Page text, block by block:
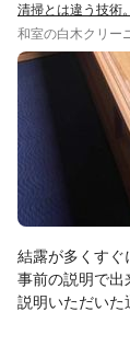
清掃とは違う技術
和室の白木クリー
結露が多くすぐ
事前の説明で出
説明いただい